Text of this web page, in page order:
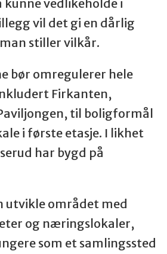
kunne vedlikeholde i
vil det gi en dårlig
stiller vilkår.
bør omregulerer hele
Firkanten,
til boligformål
i første etasje. I likhet
har bygd på
utvikle området med
og næringslokaler,
som et samlingssted